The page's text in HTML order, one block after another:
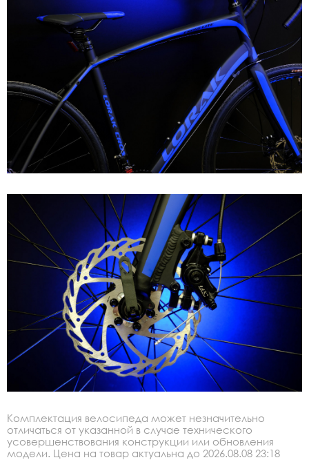
Комплектация велосипеда может незначительно
отличаться от указанной в случае технического
усовершенствования конструкции или обновления
модели. Цена на товар актуальна до 2026.08.08 23:18